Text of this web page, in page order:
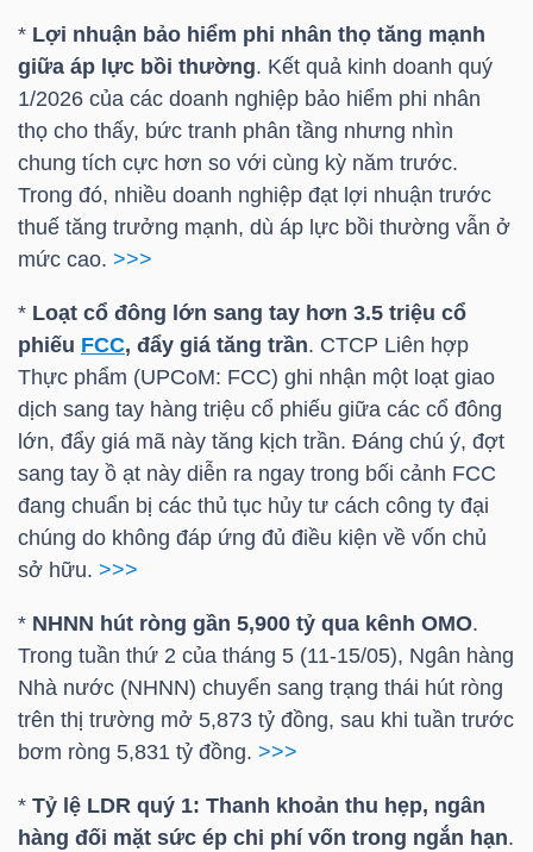
* Lợi nhuận bảo hiểm phi nhân thọ tăng mạnh
giữa áp lực bồi thường. Kết quả kinh doanh quý
1/2026 của các doanh nghiệp bảo hiểm phi nhân
thọ cho thấy, bức tranh phân tầng nhưng nhìn
chung tích cực hơn so với cùng kỳ năm trước.
Trong đó, nhiều doanh nghiệp đạt lợi nhuận trước
thuế tăng trưởng mạnh, dù áp lực bồi thường vẫn ở
mức cao. >>>
* Loạt cổ đông lớn sang tay hơn 3.5 triệu cổ
phiếu FCC, đẩy giá tăng trần. CTCP Liên hợp
Thực phẩm (UPCoM: FCC) ghi nhận một loạt giao
dịch sang tay hàng triệu cổ phiếu giữa các cổ đông
lớn, đẩy giá mã này tăng kịch trần. Đáng chú ý, đợt
sang tay ồ ạt này diễn ra ngay trong bối cảnh FCC
đang chuẩn bị các thủ tục hủy tư cách công ty đại
chúng do không đáp ứng đủ điều kiện về vốn chủ
sở hữu. >>>
* NHNN hút ròng gần 5,900 tỷ qua kênh OMO.
Trong tuần thứ 2 của tháng 5 (11-15/05), Ngân hàng
Nhà nước (NHNN) chuyển sang trạng thái hút ròng
trên thị trường mở 5,873 tỷ đồng, sau khi tuần trước
bơm ròng 5,831 tỷ đồng. >>>
* Tỷ lệ LDR quý 1: Thanh khoản thu hẹp, ngân
hàng đối mặt sức ép chi phí vốn trong ngắn hạn.
NGÀNH
DOANH
NGHIỆP
PHIẾU
PHÁI
SINH
TRÁI
CÔNG
CỤ
TƯ